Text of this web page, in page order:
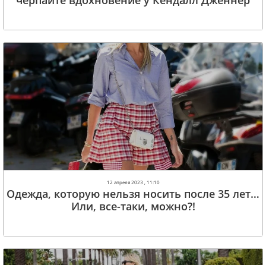
12 апреля 2023 , 11:10
Одежда, которую нельзя носить после 35 лет…
Или, все-таки, можно?!